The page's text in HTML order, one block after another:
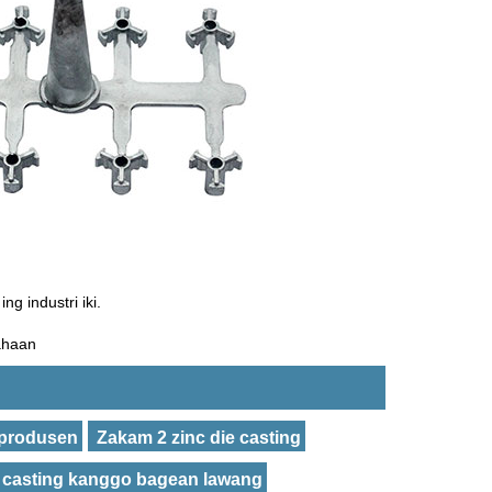
industri iki.
Zakam 2 zinc die casting
kanggo bagean lawang